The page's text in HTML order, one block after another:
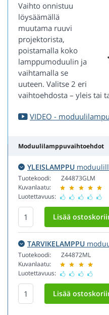
Vaihto onnistuu
löysäämällä
muutama ruuvi
projektorista,
poistamalla koko
lamppumoduulin ja
vaihtamalla se
uuteen. Valitse 2 eri
vaihtoehdosta – yleis tai
VIDEO -
Moduulilamppuvaihtoehdot
YLEISLAMPPU
Tuotekoodi:
Kuvanlaatu:
Luotettavuus:
Z44873GLM
TARVIKELAMPPU
Tuotekoodi:
Kuvanlaatu:
Luotettavuus:
Z44872ML